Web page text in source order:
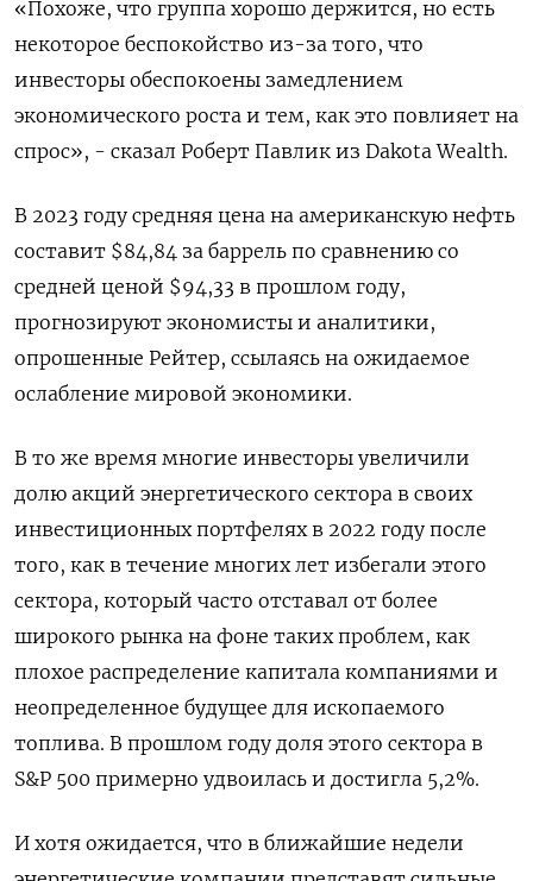
«Похоже, что группа хорошо держится, но есть
некоторое беспокойство из-за того, что
инвесторы обеспокоены замедлением
экономического роста и тем, как это повлияет на
спрос», - сказал Роберт Павлик из Dakota Wealth.
В 2023 году средняя цена на американскую нефть
составит $84,84 за баррель по сравнению со
средней ценой $94,33 в прошлом году,
прогнозируют экономисты и аналитики,
опрошенные Рейтер, ссылаясь на ожидаемое
ослабление мировой экономики.
В то же время многие инвесторы увеличили
долю акций энергетического сектора в своих
инвестиционных портфелях в 2022 году после
того, как в течение многих лет избегали этого
сектора, который часто отставал от более
широкого рынка на фоне таких проблем, как
плохое распределение капитала компаниями и
неопределенное будущее для ископаемого
топлива. В прошлом году доля этого сектора в
S&P 500 примерно удвоилась и достигла 5,2%.
И хотя ожидается, что в ближайшие недели